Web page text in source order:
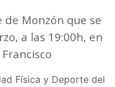
de Monzón que se
a las 19:00h, en
Física y Deporte del